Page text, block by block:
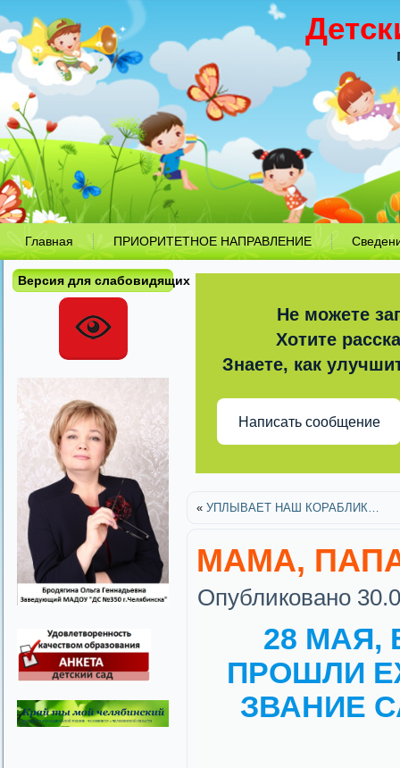
Главная ПРИОРИТЕТНОЕ НАПРАВЛЕНИЕ
Версия для слабовидящих
Не можете
Хотите
Знаете, как
Написать сообщение
« УПЛЫВАЕТ НАШ КОРАБЛИК…
МАМА,
Опубликовано
28 МАЯ,
ПРОШЛИ
ЗВАНИЕ